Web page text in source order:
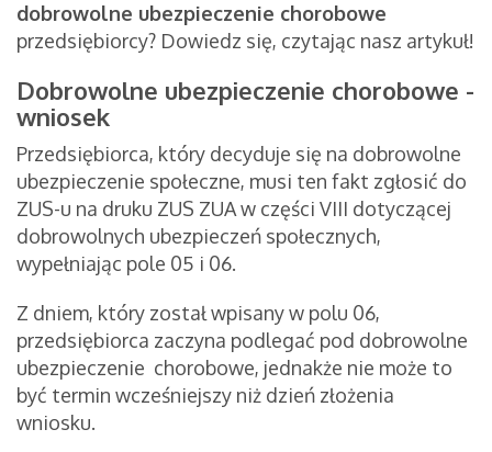
dobrowolne ubezpieczenie chorobowe
przedsiębiorcy? Dowiedz się, czytając nasz artykuł!
Dobrowolne ubezpieczenie chorobowe -
wniosek
Przedsiębiorca, który decyduje się na dobrowolne
ubezpieczenie społeczne, musi ten fakt zgłosić do
ZUS-u na druku ZUS ZUA w części VIII dotyczącej
dobrowolnych ubezpieczeń społecznych,
wypełniając pole 05 i 06.
Z dniem, który został wpisany w polu 06,
przedsiębiorca zaczyna podlegać pod dobrowolne
ubezpieczenie chorobowe, jednakże nie może to
być termin wcześniejszy niż dzień złożenia
wniosku.